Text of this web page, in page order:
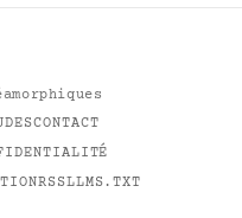
CONTACT
RSSLLMS.TXT